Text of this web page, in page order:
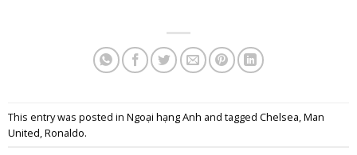
This entry was posted in Ngoại hạng Anh and tagged Chelsea,Man
United,Ronaldo.